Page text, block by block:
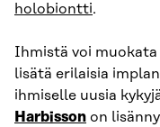
holobiontti.
Ihmistä voi
lisätä erilaisia
ihmiselle uusia
Harbisson on